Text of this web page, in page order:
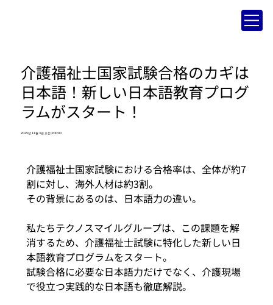
介護福祉士国家試験合格のカギは
日本語！新しい日本語教育プログ
ラムがスタート！
2025년 11월 3일 오전 3:00:00
介護福祉士国家試験における合格率は、全体が約7
割に対し、海外人材は約3割。
その背景にあるのは、日本語力の違い。
私たちテクノスマイルグループは、この課題を解
消するため、介護福祉士試験に特化した新しい日
本語教育プログラムをスタート。
試験合格に必要な日本語力だけでなく、介護現場
で役立つ実践的な日本語も徹底解説。